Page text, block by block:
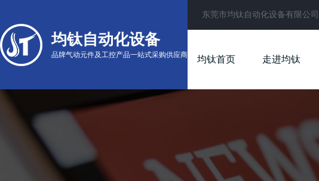
均钛自动化设备
品牌气动元件及工控产品一站式采购供应商
东莞市均钛自动化设备有限公
均钛首页 走进均钛